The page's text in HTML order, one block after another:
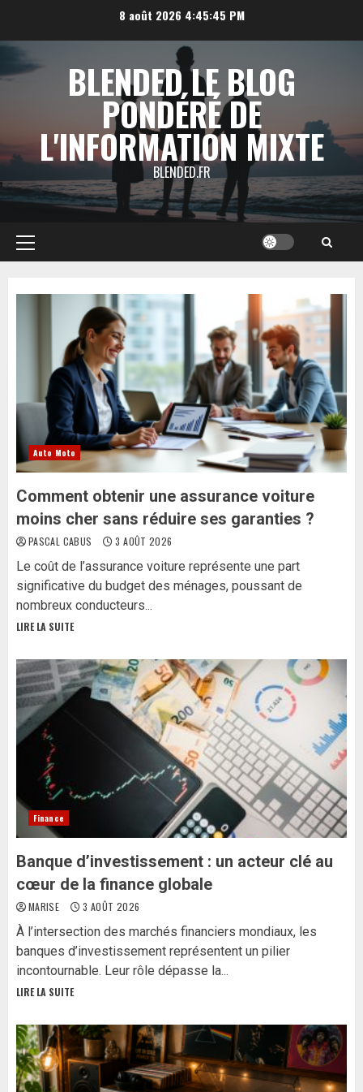
contenu
8 août 2026 4:45:46 PM
BLENDED LE BLOG
PONDÉRÉ DE
L'INFORMATION MIXTE
BLENDED.FR
Menu
principal
Auto Moto
Comment obtenir une assurance voiture
moins cher sans réduire ses garanties ?
PASCAL CABUS 3 AOÛT 2026
Le coût de l’assurance voiture représente une part
significative du budget des ménages, poussant de
nombreux conducteurs...
LIRE LA SUITE
Finance
Banque d’investissement : un acteur clé au
cœur de la finance globale
MARISE 3 AOÛT 2026
À l’intersection des marchés financiers mondiaux, les
banques d’investissement représentent un pilier
incontournable. Leur rôle dépasse la...
LIRE LA SUITE